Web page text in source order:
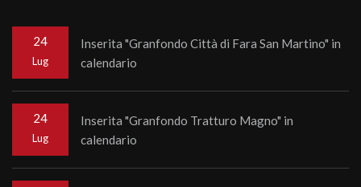
24
Lug
Inserita "Granfondo Città di Fara San Martino" in
calendario
24
Lug
Inserita "Granfondo Tratturo Magno" in
calendario